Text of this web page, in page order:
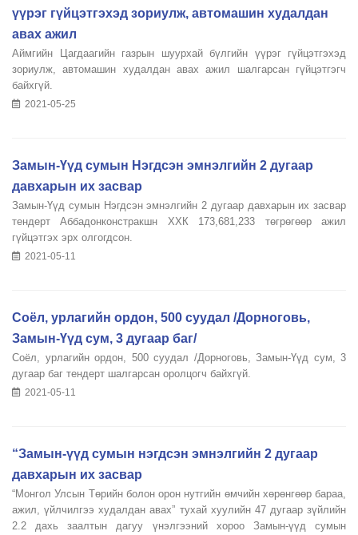
үүрэг гүйцэтгэхэд зориулж, автомашин худалдан
авах ажил
Аймгийн Цагдаагийн газрын шуурхай бүлгийн үүрэг гүйцэтгэхэд
зориулж, автомашин худалдан авах ажил шалгарсан гүйцэтгэгч
байхгүй.
2021-05-25
Замын-Үүд сумын Нэгдсэн эмнэлгийн 2 дугаар
давхарын их засвар
Замын-Үүд сумын Нэгдсэн эмнэлгийн 2 дугаар давхарын их засвар
тендерт Аббадонконстракшн ХХК 173,681,233 төгрөгөөр ажил
гүйцэтгэх эрх олгогдсон.
2021-05-11
Соёл, урлагийн ордон, 500 суудал /Дорноговь,
Замын-Үүд сум, 3 дугаар баг/
Соёл, урлагийн ордон, 500 суудал /Дорноговь, Замын-Үүд сум, 3
дугаар баг тендерт шалгарсан оролцогч байхгүй.
2021-05-11
“Замын-үүд сумын нэгдсэн эмнэлгийн 2 дугаар
давхарын их засвар
“Монгол Улсын Төрийн болон орон нутгийн өмчийн хөрөнгөөр бараа,
ажил, үйлчилгээ худалдан авах” тухай хуулийн 47 дугаар зүйлийн
2.2 дахь заалтын дагуу үнэлгээний хороо Замын-үүд сумын